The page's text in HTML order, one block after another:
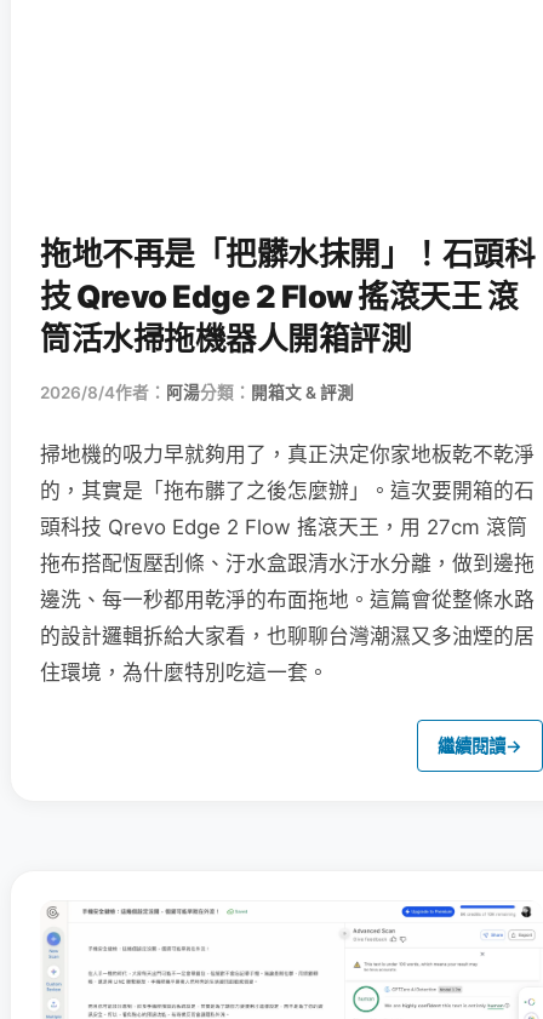
拖地不再是「把髒水抹開」！石頭科
技 Qrevo Edge 2 Flow 搖滾天王 滾
筒活水掃拖機器人開箱評測
2026/8/4作者： 阿湯分類： 開箱文 & 評測
掃地機的吸力早就夠用了，真正決定你家地板乾不乾淨
的，其實是「拖布髒了之後怎麼辦」。這次要開箱的石
頭科技 Qrevo Edge 2 Flow 搖滾天王，用 27cm 滾筒
拖布搭配恆壓刮條、汙水盒跟清水汙水分離，做到邊拖
邊洗、每一秒都用乾淨的布面拖地。這篇會從整條水路
的設計邏輯拆給大家看，也聊聊台灣潮濕又多油煙的居
住環境，為什麼特別吃這一套。
繼續閱讀→